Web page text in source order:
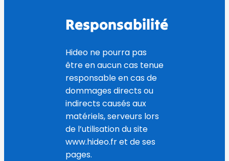
Responsabilité
Hideo ne pourra pas
être en aucun cas tenue
responsable en cas de
dommages directs ou
indirects causés aux
matériels, serveurs lors
de l’utilisation du site
www.hideo.fr et de ses
pages.